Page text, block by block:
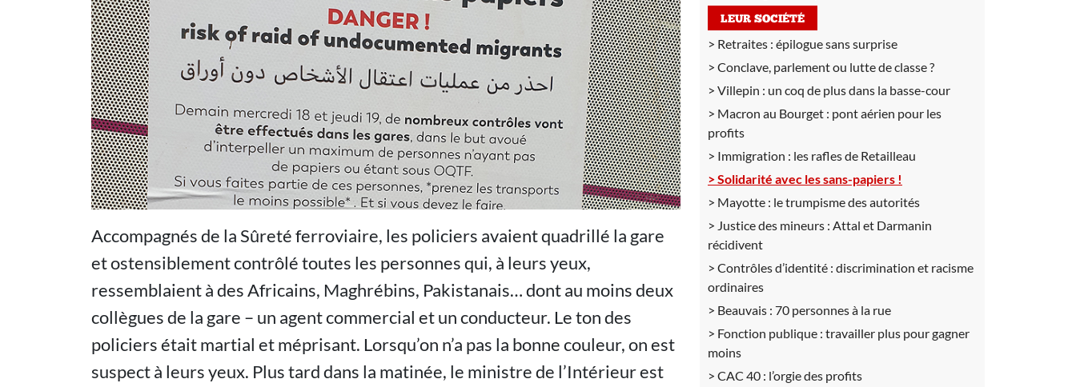
Accompagnés de la Sûreté ferroviaire, les policiers avaient quadrillé la gare
et ostensiblement contrôlé toutes les personnes qui, à leurs yeux,
ressemblaient à des Africains, Maghrébins, Pakistanais… dont au moins deux
collègues de la gare – un agent commercial et un conducteur. Le ton des
policiers était martial et méprisant. Lorsqu’on n’a pas la bonne couleur, on est
suspect à leurs yeux. Plus tard dans la matinée, le ministre de l’Intérieur est
LEUR SOCIÉTÉ
Retraites : épilogue sans surprise
Conclave, parlement ou lutte de classe ?
Villepin : un coq de plus dans la basse-cour
Macron au Bourget : pont aérien pour les
profits
Immigration : les rafles de Retailleau
Solidarité avec les sans-papiers !
Mayotte : le trumpisme des autorités
Justice des mineurs : Attal et Darmanin
récidivent
Contrôles d’identité : discrimination et racisme
ordinaires
Beauvais : 70 personnes à la rue
Fonction publique : travailler plus pour gagner
moins
CAC 40 : l’orgie des profits